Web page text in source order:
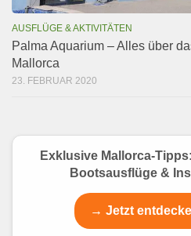
AUSFLÜGE & AKTIVITÄTEN
Palma Aquarium – Alles über
Mallorca
23. FEBRUAR 2020
Exklusive Mallorca-
Bootsausflüge &
→ Jetzt